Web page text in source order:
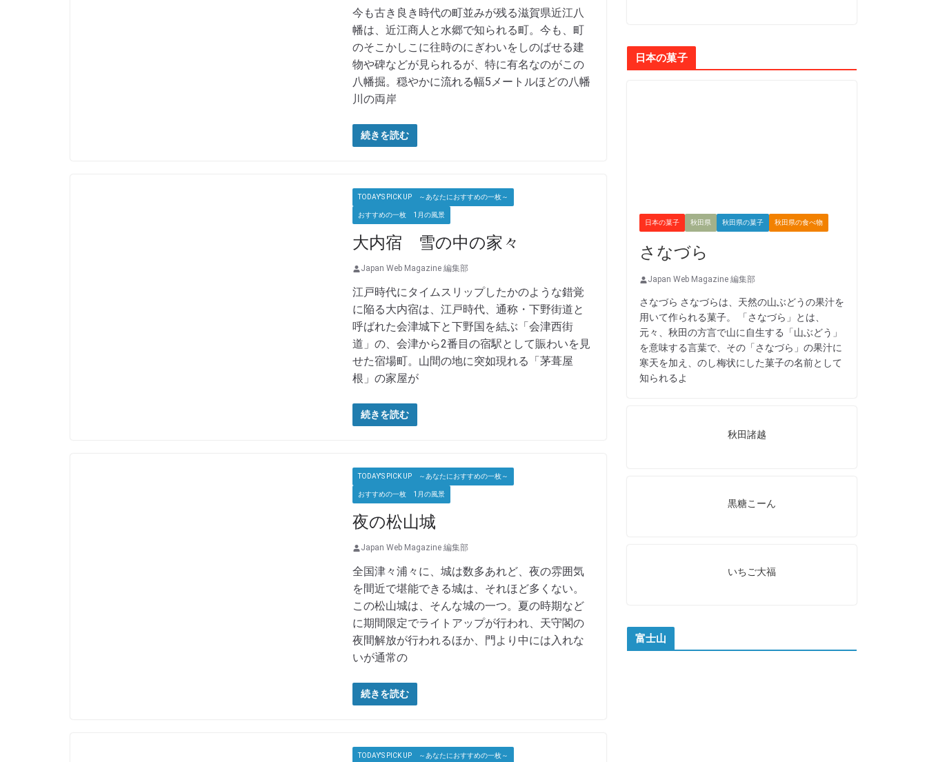
今も古き良き時代の町並みが残る滋賀県近江八
幡は、近江商人と水郷で知られる町。今も、町
のそこかしこに往時のにぎわいをしのばせる建
物や碑などが見られるが、特に有名なのがこの
八幡掘。穏やかに流れる幅5メートルほどの八幡
川の両岸
続きを読む
TODAY'S PICK UP ～あなたにおすすめの一枚～
おすすめの一枚 1月の風景
大内宿 雪の中の家々
Japan Web Magazine 編集部
江戸時代にタイムスリップしたかのような錯覚
に陥る大内宿は、江戸時代、通称・下野街道と
呼ばれた会津城下と下野国を結ぶ「会津西街
道」の、会津から2番目の宿駅として賑わいを見
せた宿場町。山間の地に突如現れる「茅葺屋
根」の家屋が
続きを読む
TODAY'S PICK UP ～あなたにおすすめの一枚～
おすすめの一枚 1月の風景
夜の松山城
Japan Web Magazine 編集部
全国津々浦々に、城は数多あれど、夜の雰囲気
を間近で堪能できる城は、それほど多くない。
この松山城は、そんな城の一つ。夏の時期など
に期間限定でライトアップが行われ、天守閣の
夜間解放が行われるほか、門より中には入れな
いが通常の
続きを読む
TODAY'S PICK UP ～あなたにおすすめの一枚～
日本の菓子
日本の菓子 秋田県 秋田県の菓子 秋田県の食べ物
さなづら
Japan Web Magazine 編集部
さなづら さなづらは、天然の山ぶどうの果汁を
用いて作られる菓子。 「さなづら」とは、
元々、秋田の方言で山に自生する「山ぶどう」
を意味する言葉で、その「さなづら」の果汁に
寒天を加え、のし梅状にした菓子の名前として
知られるよ
秋田諸越
黒糖こーん
いちご大福
富士山